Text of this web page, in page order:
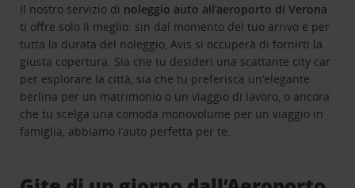
Il nostro servizio di noleggio auto all’aeroporto di Verona
ti offre solo il meglio: sin dal momento del tuo arrivo e per
tutta la durata del noleggio, Avis si occuperà di fornirti la
giusta copertura. Sia che tu desideri una scattante city car
per esplorare la città, sia che tu preferisca un’elegante
berlina per un matrimonio o un viaggio di lavoro, o ancora
che tu scelga una comoda monovolume per un viaggio in
famiglia, abbiamo l’auto perfetta per te.